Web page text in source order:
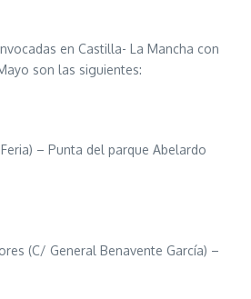
en Castilla- La Mancha con
son las siguientes:
– Punta del parque Abelardo
(C/ General Benavente García) –